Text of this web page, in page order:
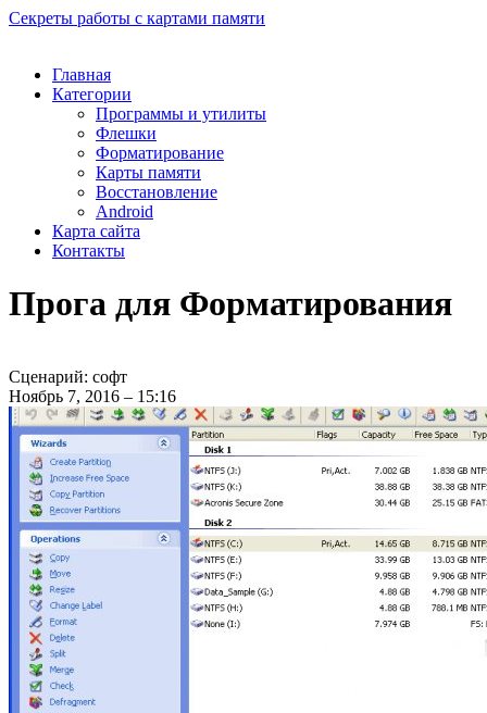
Секреты работы с картами памяти
Главная
Категории
Программы и утилиты
Флешки
Форматирование
Карты памяти
Восстановление
Android
Карта сайта
Контакты
Прога для Форматирования
Сценарий: софт
Ноябрь 7, 2016 – 15:16